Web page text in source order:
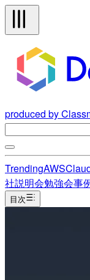
produced by
TrendingAWS
社説明会勉強会事
目次